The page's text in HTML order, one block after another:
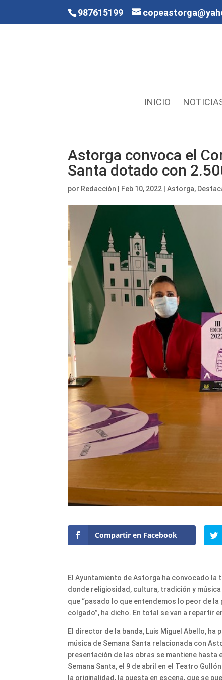
987615199
INICIO
Astorga convoca el
Santa dotado con
por Redacción Feb 10, 2022 |Astorga,
Compartir en Facebook
El Ayuntamiento de Astorga ha convocado la
donde religiosidad, cultura, tradición y
que “pasado lo que entendemos lo peor de
colgado”, ha dicho. En total se van a repartir
El director de la banda, Luis Miguel Abello,
música de Semana Santa relacionada con
presentación de las obras se mantiene
Semana Santa, el 9 de abril en el Teatro
la originalidad, la puesta en escena, que se